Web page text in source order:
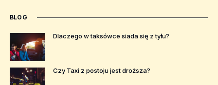
BLOG
Dlaczego w taksówce siada się z tyłu?
Czy Taxi z postoju jest droższa?